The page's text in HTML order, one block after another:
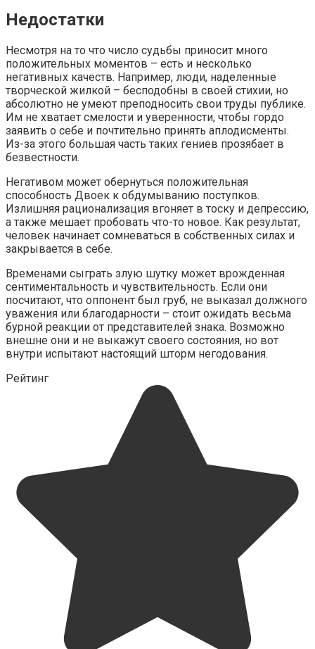
Недостатки
Несмотря на то что число судьбы приносит много
положительных моментов – есть и несколько
негативных качеств. Например, люди, наделенные
творческой жилкой – бесподобны в своей стихии, но
абсолютно не умеют преподносить свои труды публике.
Им не хватает смелости и уверенности, чтобы гордо
заявить о себе и почтительно принять аплодисменты.
Из-за этого большая часть таких гениев прозябает в
безвестности.
Негативом может обернуться положительная
способность Двоек к обдумыванию поступков.
Излишняя рационализация вгоняет в тоску и депрессию,
а также мешает пробовать что-то новое. Как результат,
человек начинает сомневаться в собственных силах и
закрывается в себе.
Временами сыграть злую шутку может врожденная
сентиментальность и чувствительность. Если они
посчитают, что оппонент был груб, не выказал должного
уважения или благодарности – стоит ожидать весьма
бурной реакции от представителей знака. Возможно
внешне они и не выкажут своего состояния, но вот
внутри испытают настоящий шторм негодования.
Рейтинг